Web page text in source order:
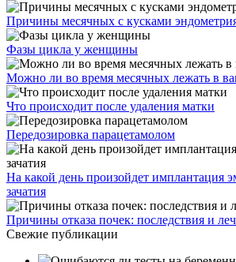
Причины месячных с кусками
Фазы цикла у женщины
Можно ли во время месячных лежать в
Что происходит после удаления матки
Передозировка парацетамолом
На какой день произойдет имплантация
зачатия
Причины отказа почек: последствия и
Свежие публикации